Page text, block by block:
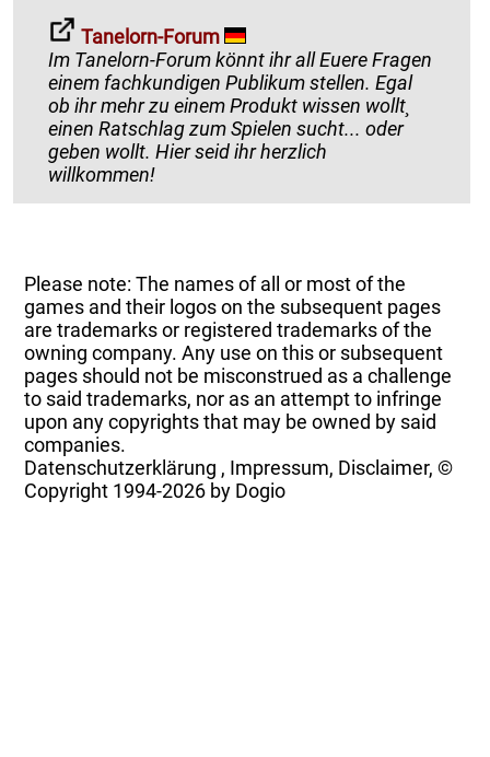
Tanelorn-Forum
Im Tanelorn-Forum könnt ihr all Euere Fragen
einem fachkundigen Publikum stellen. Egal
ob ihr mehr zu einem Produkt wissen wollt¸
einen Ratschlag zum Spielen sucht... oder
geben wollt. Hier seid ihr herzlich
willkommen!
Please note: The names of all or most of the
games and their logos on the subsequent pages
are trademarks or registered trademarks of the
owning company. Any use on this or subsequent
pages should not be misconstrued as a challenge
to said trademarks, nor as an attempt to infringe
upon any copyrights that may be owned by said
companies.
Datenschutzerklärung , Impressum, Disclaimer, ©
Copyright 1994-2026 by Dogio